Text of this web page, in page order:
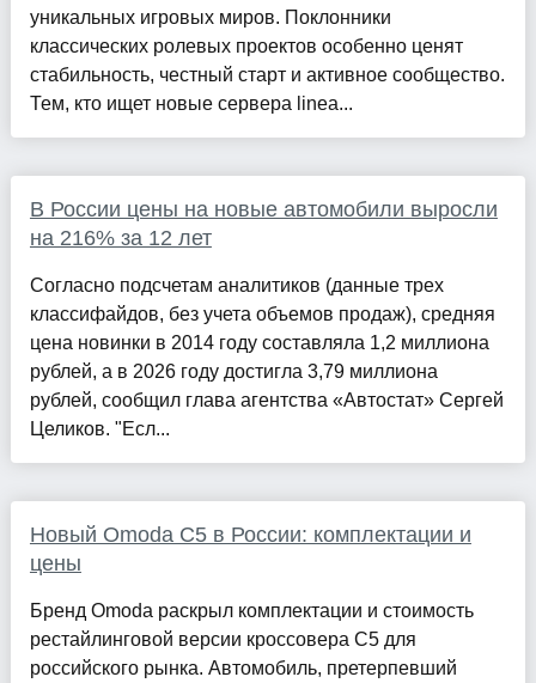
уникальных игровых миров. Поклонники
классических ролевых проектов особенно ценят
стабильность, честный старт и активное сообщество.
Тем, кто ищет новые сервера linea...
В России цены на новые автомобили выросли
на 216% за 12 лет
Согласно подсчетам аналитиков (данные трех
классифайдов, без учета объемов продаж), средняя
цена новинки в 2014 году составляла 1,2 миллиона
рублей, а в 2026 году достигла 3,79 миллиона
рублей, сообщил глава агентства «Автостат» Сергей
Целиков. "Есл...
Новый Omoda C5 в России: комплектации и
цены
Бренд Omoda раскрыл комплектации и стоимость
рестайлинговой версии кроссовера C5 для
российского рынка. Автомобиль, претерпевший